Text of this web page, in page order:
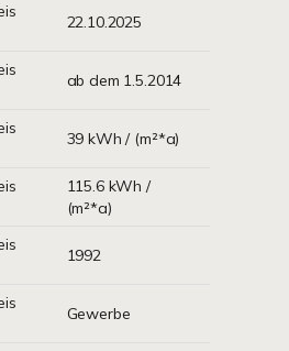
22.10.2025
ab dem 1.5.2014
39 kWh / (m²*a)
115.6 kWh /
(m²*a)
1992
Gewerbe